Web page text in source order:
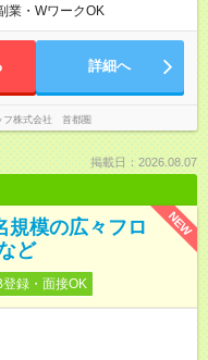
業・WワークOK
詳細へ
フ株式会社 首都圏
掲載日：2026.08.07
NEW
規模の広々フロ
ど
登録・面接OK